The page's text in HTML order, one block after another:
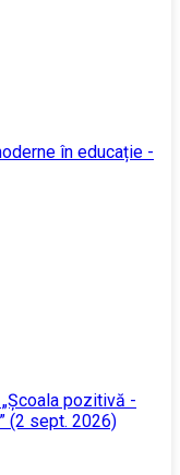
în educație -
pozitivă -
(2 sept. 2026)